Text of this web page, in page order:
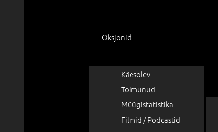
Oksjonid
Käesolev
Toimunud
Müügistatistika
Filmid / Podcastid